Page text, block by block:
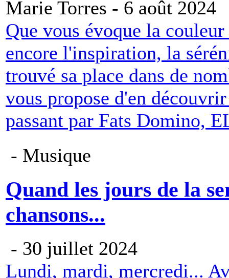
Marie Torres - 6 août 2024
Que vous évoque la
encore l'inspiration, la
trouvé sa place dans de
vous propose d'en
passant par Fats Domino,
- Musique
Quand les jours de la
chansons...
- 30 juillet 2024
Lundi, mardi, mercredi...